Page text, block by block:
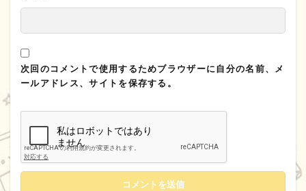
次回のコメントで使用するためブラウザーに自分の名前、メ
ールアドレス、サイトを保存する。